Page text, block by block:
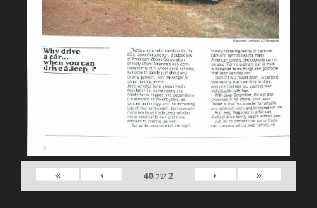
«
‹
2של40
›
»